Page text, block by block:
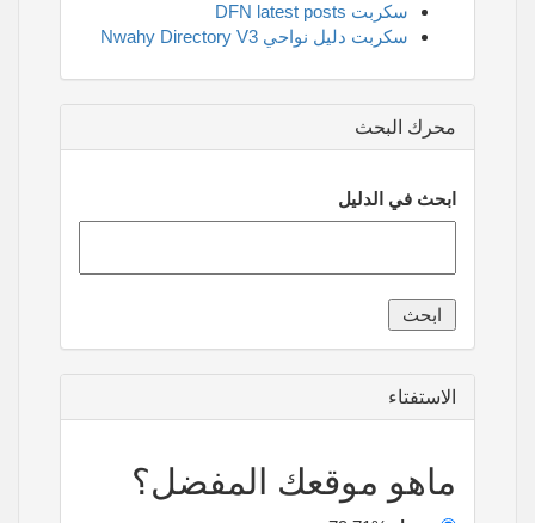
سكربت DFN latest posts
سكربت دليل نواحي Nwahy Directory V3
محرك البحث
ابحث في الدليل
الاستفتاء
ماهو موقعك المفضل؟